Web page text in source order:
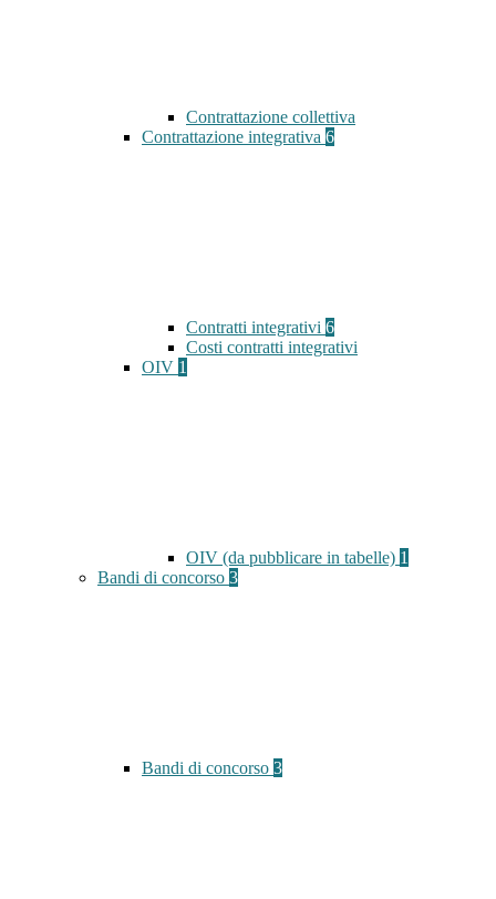
Contrattazione collettiva
Contrattazione integrativa 6
Contratti integrativi 6
Costi contratti integrativi
OIV 1
OIV (da pubblicare in tabelle) 1
Bandi di concorso 3
Bandi di concorso 3